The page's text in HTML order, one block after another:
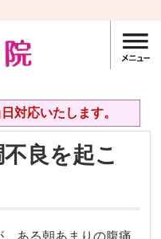
対応いたします。
良を起こ